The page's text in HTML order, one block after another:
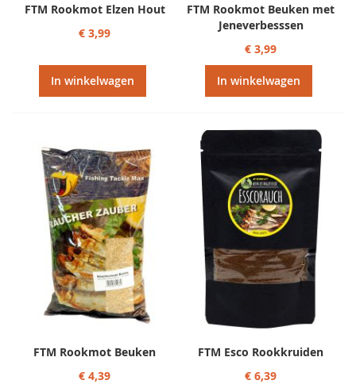
FTM Rookmot Elzen Hout
€ 3,99
In winkelwagen
FTM Rookmot Beuken met
Jeneverbesssen
€ 3,99
In winkelwagen
FTM Rookmot Beuken
€ 4,39
FTM Esco Rookkruiden
€ 6,39